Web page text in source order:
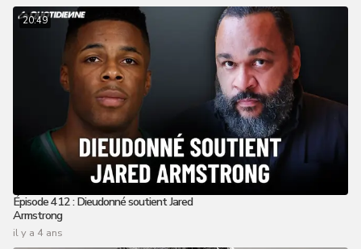
20:49
Épisode 412 : Dieudonné soutient Jared
Armstrong
il y a 4 ans